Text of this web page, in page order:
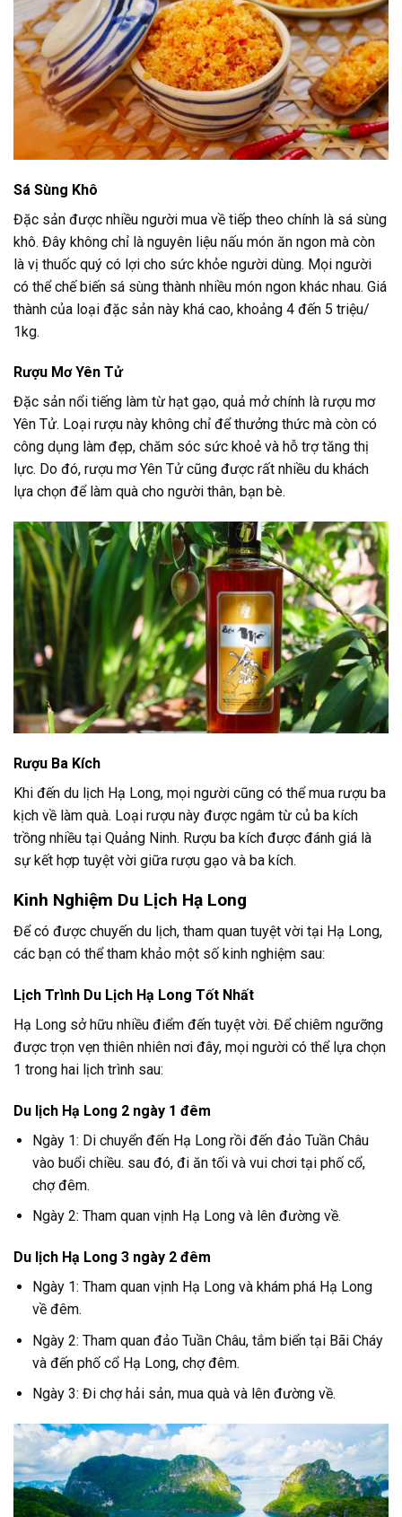
Sá Sùng Khô
Đặc sản được nhiều người mua về tiếp theo chính là sá sùng
khô. Đây không chỉ là nguyên liệu nấu món ăn ngon mà còn
là vị thuốc quý có lợi cho sức khỏe người dùng. Mọi người
có thể chế biến sá sùng thành nhiều món ngon khác nhau. Giá
thành của loại đặc sản này khá cao, khoảng 4 đến 5 triệu/
1kg.
Rượu Mơ Yên Tử
Đặc sản nổi tiếng làm từ hạt gạo, quả mở chính là rượu mơ
Yên Tử. Loại rượu này không chỉ để thưởng thức mà còn có
công dụng làm đẹp, chăm sóc sức khoẻ và hỗ trợ tăng thị
lực. Do đó, rượu mơ Yên Tử cũng được rất nhiều du khách
lựa chọn để làm quà cho người thân, bạn bè.
Rượu Ba Kích
Khi đến du lịch Hạ Long, mọi người cũng có thể mua rượu ba
kịch về làm quà. Loại rượu này được ngâm từ củ ba kích
trồng nhiều tại Quảng Ninh. Rượu ba kích được đánh giá là
sự kết hợp tuyệt vời giữa rượu gạo và ba kích.
Kinh Nghiệm Du Lịch Hạ Long
Để có được chuyến du lịch, tham quan tuyệt vời tại Hạ Long,
các bạn có thể tham khảo một số kinh nghiệm sau:
Lịch Trình Du Lịch Hạ Long Tốt Nhất
Hạ Long sở hữu nhiều điểm đến tuyệt vời. Để chiêm ngưỡng
được trọn vẹn thiên nhiên nơi đây, mọi người có thể lựa chọn
1 trong hai lịch trình sau:
Du lịch Hạ Long 2 ngày 1 đêm
Ngày 1: Di chuyển đến Hạ Long rồi đến đảo Tuần Châu
vào buổi chiều. sau đó, đi ăn tối và vui chơi tại phố cổ,
chợ đêm.
Ngày 2: Tham quan vịnh Hạ Long và lên đường về.
Du lịch Hạ Long 3 ngày 2 đêm
Ngày 1: Tham quan vịnh Hạ Long và khám phá Hạ Long
về đêm.
Ngày 2: Tham quan đảo Tuần Châu, tắm biển tại Bãi Cháy
và đến phố cổ Hạ Long, chợ đêm.
Ngày 3: Đi chợ hải sản, mua quà và lên đường về.